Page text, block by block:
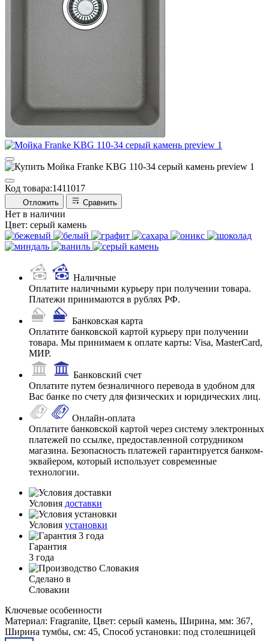
Код товара:1411017
Отложить Сравнить
Нет в наличии
Цвет: серый камень
Наличные
Оплатите наличными курьеру при получении товара.
Платежи принимаются в рублях РФ.
Банковская карта
Оплатите банковской картой курьеру при получении
товара. Мы принимаем к оплате карты: Visa, MasterCard,
МИР.
Банковский счет
Оплатите путем безналичного перевода в удобном для
Вас банке по счету для физических и юридических лиц.
Онлайн-оплата
Оплатите банковской картой через систему электронных
платежей по ссылке, предоставленной сотрудником
магазина. Безопасность платежей гарантируется банком-
эквайером, который использует современные
технологии.
Условия доставки
Условия установки
Гарантия
3 года
Сделано в
Словакии
Ключевые особенности
Материал: Fragranite, Цвет: серый камень, Ширина, мм: 367,
Ширина тумбы, см: 45, Способ установки: под столешницей